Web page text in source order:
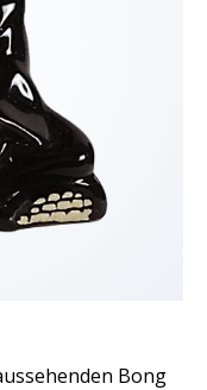
Bong